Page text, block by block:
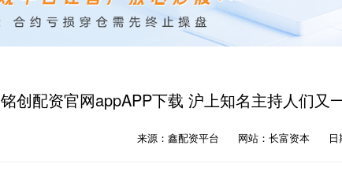
铭创配资官网appAPP下载 沪上知名主持人们又
来源：鑫配资平台 网站：长富资本